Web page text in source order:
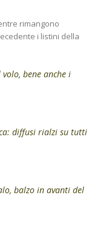
rimangono
i listini della
bene anche i
diffusi rialzi su tutti
balzo in avanti del